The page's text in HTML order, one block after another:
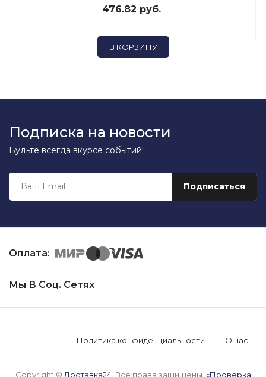
476.82 руб.
В КОРЗИНУ
Подписка на новости
Будьте всегда вкурсе событий!
Оплата:
Мы В Соц. Сетях
Политика конфиденциальности О нас
Copyright © Доставка24. Все права защищены. «Проверка